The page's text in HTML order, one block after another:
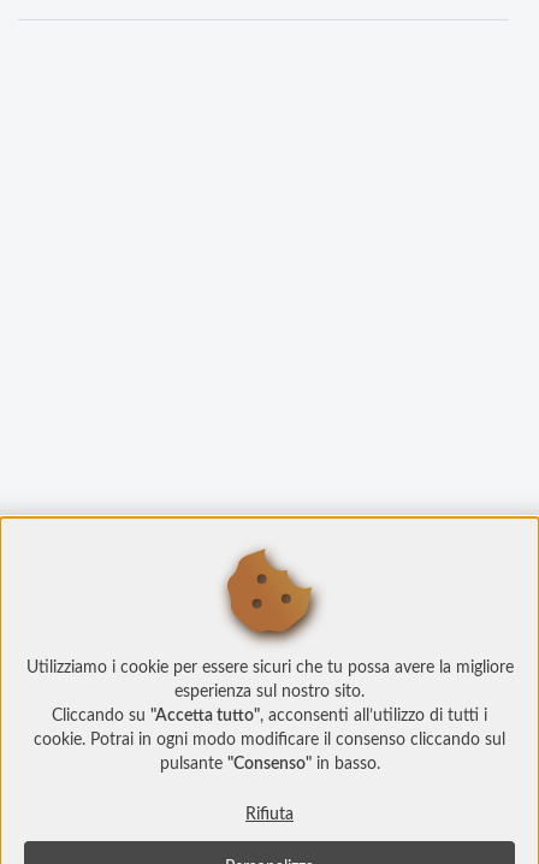
Utilizziamo i cookie per essere sicuri che tu possa avere la migliore
esperienza sul nostro sito.
Cliccando su "Accetta tutto", acconsenti all’utilizzo di tutti i
cookie. Potrai in ogni modo modificare il consenso cliccando sul
pulsante "Consenso"in basso.
Rifiuta